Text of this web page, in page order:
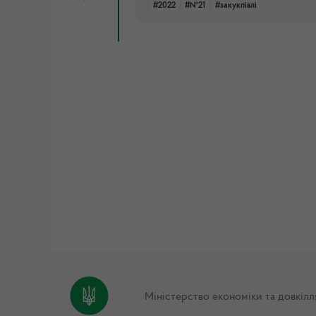
#2022 #№21 #закукпівлі
Міністерство економіки та